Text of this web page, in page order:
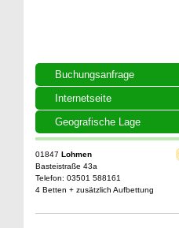
Buchungsanfrage
Internetseite
Geografische Lage
01847 Lohmen
Basteistraße 43a
Telefon: 03501 588161
4 Betten + zusätzlich Aufbettung